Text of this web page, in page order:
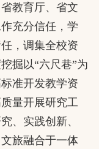
教育厅、省文
充分信任，学
，调集全校资
掘以“六尺巷”为
准开发教学资
量开展研究工
、实践创新、
旅融合于一体